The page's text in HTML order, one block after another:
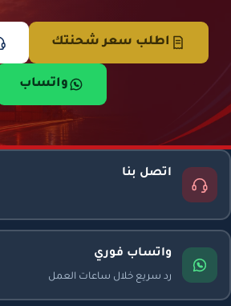
اطلب سعر شحنتك
واتساب
اتصل بنا
واتساب فوري
رد سريع خلال ساعات العمل